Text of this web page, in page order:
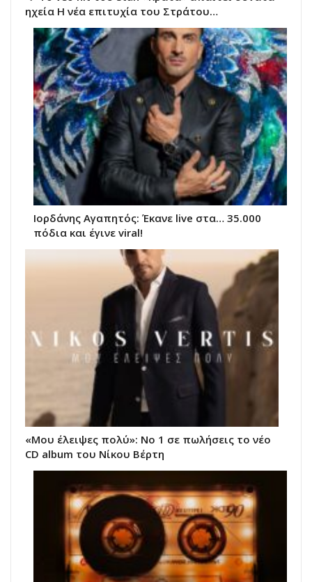
ηχεία Η νέα επιτυχία του Στράτου…
Ιορδάνης Αγαπητός: Έκανε live στα… 35.000
πόδια και έγινε viral!
«Μου έλειψες πολύ»: Νο 1 σε πωλήσεις το νέο
CD album του Νίκου Βέρτη